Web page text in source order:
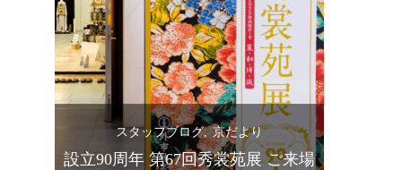
スタッフブログ 京だより
設立90周年 第67回秀裳苑展 ご来場